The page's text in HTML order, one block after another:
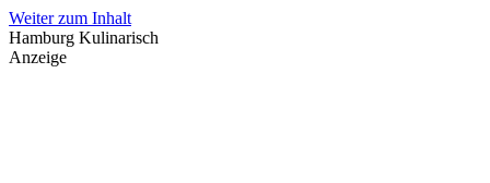
Weiter zum Inhalt
Hamburg Kulinarisch
Anzeige